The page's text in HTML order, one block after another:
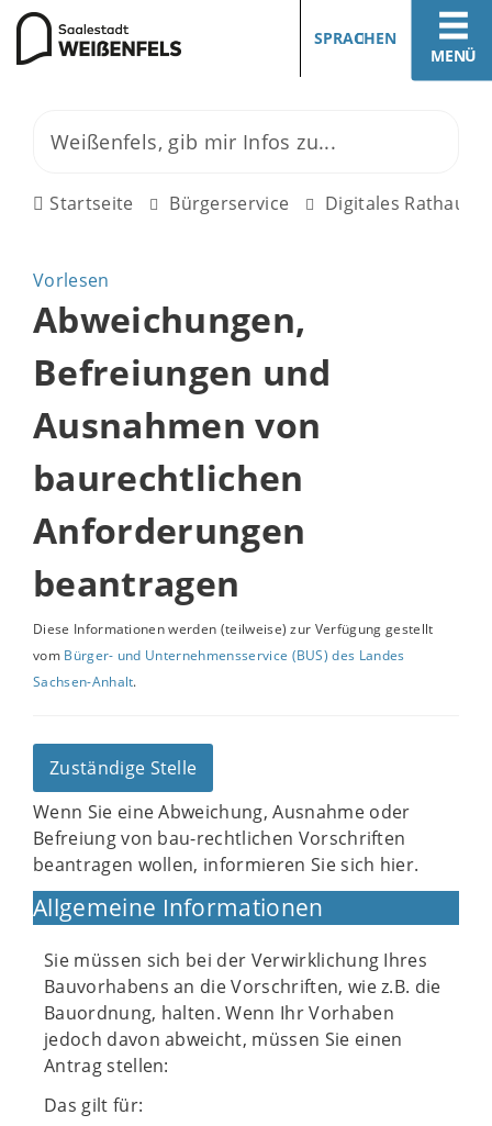
MENÜ
SPRACHEN
Startseite Bürgerservice Digitales Rathaus
Vorlesen
Abweichungen,
Befreiungen und
Ausnahmen von
baurechtlichen
Anforderungen
beantragen
Diese Informationen werden (teilweise) zur Verfügung gestellt
vom Bürger- und Unternehmensservice (BUS) des Landes
Sachsen-Anhalt.
Zuständige Stelle
Wenn Sie eine Abweichung, Ausnahme oder
Befreiung von bau-rechtlichen Vorschriften
beantragen wollen, informieren Sie sich hier.
Allgemeine Informationen
Sie müssen sich bei der Verwirklichung Ihres
Bauvorhabens an die Vorschriften, wie z.B. die
Bauordnung, halten. Wenn Ihr Vorhaben
jedoch davon abweicht, müssen Sie einen
Antrag stellen:
Das gilt für: